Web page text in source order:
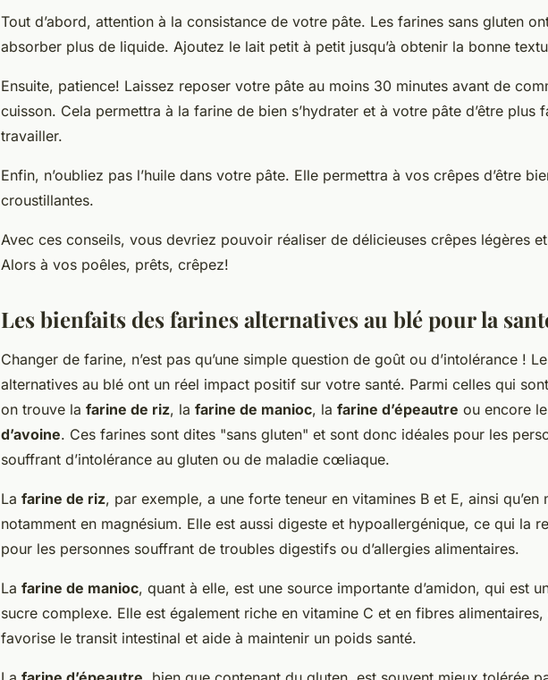
Tout d’abord, attention à la consistance de votre pâte. Les farines sans gluten
absorber plus de liquide. Ajoutez le lait petit à petit jusqu’à obtenir la bonne
Ensuite, patience! Laissez reposer votre pâte au moins 30 minutes avant de
cuisson. Cela permettra à la farine de bien s’hydrater et à votre pâte d’être plus
travailler.
Enfin, n’oubliez pas l’huile dans votre pâte. Elle permettra à vos crêpes d’être
croustillantes.
Avec ces conseils, vous devriez pouvoir réaliser de délicieuses crêpes légères
Alors à vos poêles, prêts, crêpez!
Les bienfaits des farines alternatives au blé pour la
Changer de farine, n’est pas qu’une simple question de goût ou d’intolérance !
alternatives au blé ont un réel impact positif sur votre santé. Parmi celles qui
on trouve la farine de riz, la farine de manioc, la farine d’épeautre ou encore
d’avoine. Ces farines sont dites "sans gluten" et sont donc idéales pour les
souffrant d’intolérance au gluten ou de maladie cœliaque.
La farine de riz, par exemple, a une forte teneur en vitamines B et E, ainsi qu’en
notamment en magnésium. Elle est aussi digeste et hypoallergénique, ce qui la
pour les personnes souffrant de troubles digestifs ou d’allergies alimentaires.
La farine de manioc, quant à elle, est une source importante d’amidon, qui est
sucre complexe. Elle est également riche en vitamine C et en fibres alimentaires,
favorise le transit intestinal et aide à maintenir un poids santé.